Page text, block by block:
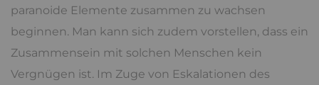
paranoide Elemente zusammen zu wachsen
beginnen. Man kann sich zudem vorstellen, dass ein
Zusammensein mit solchen Menschen kein
Vergnügen ist. Im Zuge von Eskalationen des